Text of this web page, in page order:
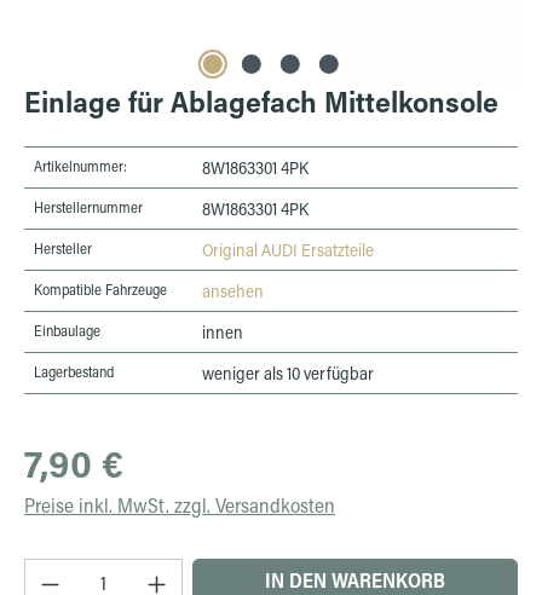
Einlage für Ablagefach Mittelkonsole
Artikelnummer: 8W1863301 4PK
Herstellernummer 8W1863301 4PK
Hersteller Original AUDI Ersatzteile
Kompatible Fahrzeuge ansehen
Einbaulage innen
Lagerbestand weniger als 10 verfügbar
Regulärer Preis:
7,90 €
Preise inkl. MwSt. zzgl. Versandkosten
Produkt Anzahl: Gib den gewünschten Wert
IN DEN WARENKORB